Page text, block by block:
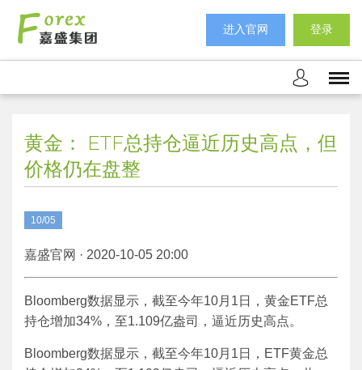
进入官网 登录
黄金： ETF总持仓逼近历史高点，但
价格仍在盘整
10/05
嘉盛官网 · 2020-10-05 20:00
Bloomberg数据显示，截至今年10月1日，黄金ETF总
持仓增加34%，至1.109亿盎司，逼近历史高点。
Bloomberg数据显示，截至今年10月1日，ETF黄金总